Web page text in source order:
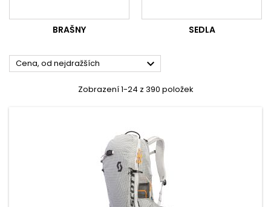
BRAŠNY SEDLA
Cena, od nejdražších 
Zobrazení 1-24 z 390 položek